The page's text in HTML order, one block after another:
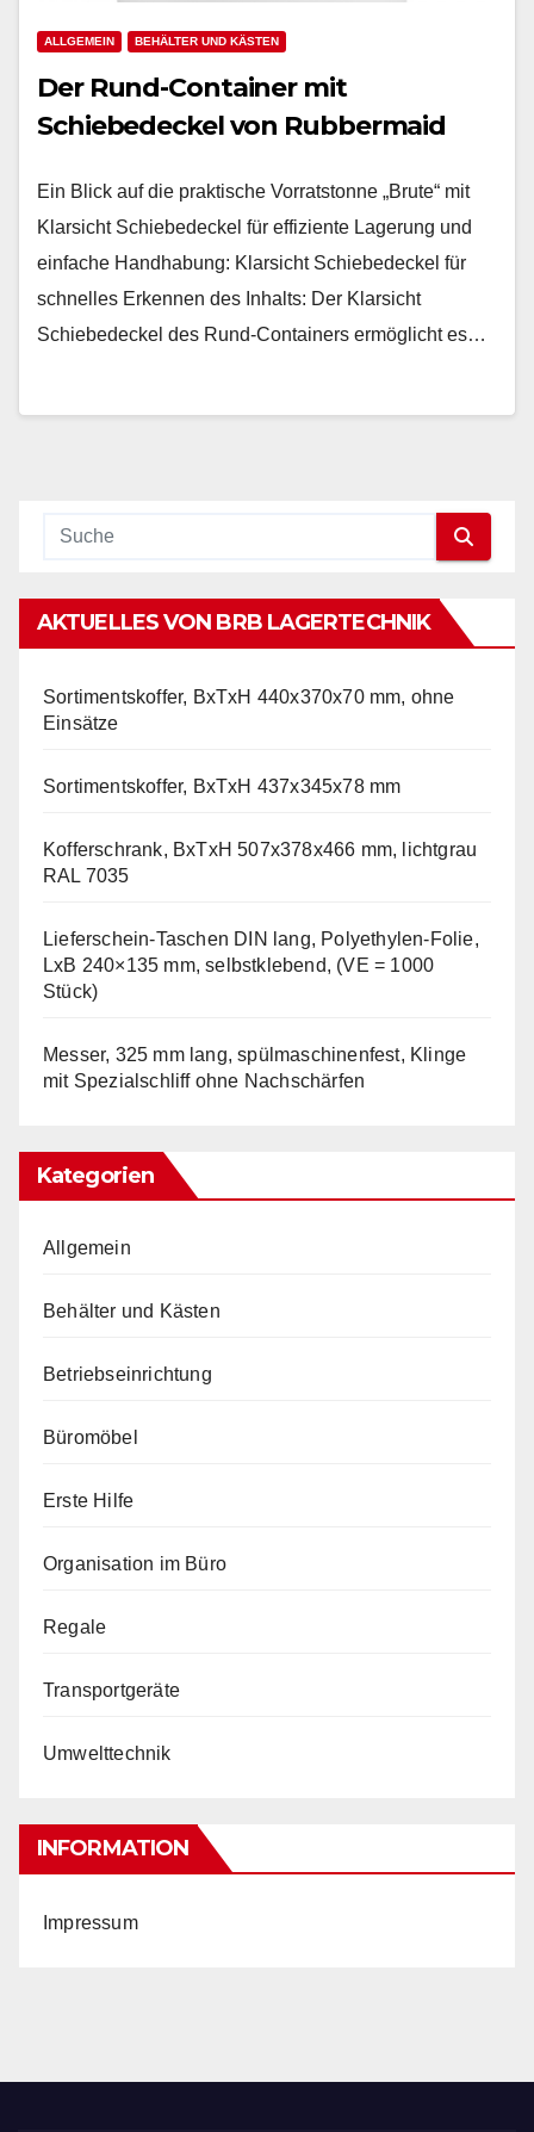
ALLGEMEIN BEHÄLTER UND KÄSTEN
Der Rund-Container mit
Schiebedeckel von Rubbermaid
Ein Blick auf die praktische Vorratstonne „Brute“ mit
Klarsicht Schiebedeckel für effiziente Lagerung und
einfache Handhabung: Klarsicht Schiebedeckel für
schnelles Erkennen des Inhalts: Der Klarsicht
Schiebedeckel des Rund-Containers ermöglicht es…
AKTUELLES VON BRB LAGERTECHNIK
Sortimentskoffer, BxTxH 440x370x70 mm, ohne
Einsätze
Sortimentskoffer, BxTxH 437x345x78 mm
Kofferschrank, BxTxH 507x378x466 mm, lichtgrau
RAL 7035
Lieferschein-Taschen DIN lang, Polyethylen-Folie,
LxB 240×135 mm, selbstklebend, (VE = 1000
Stück)
Messer, 325 mm lang, spülmaschinenfest, Klinge
mit Spezialschliff ohne Nachschärfen
Kategorien
Allgemein
Behälter und Kästen
Betriebseinrichtung
Büromöbel
Erste Hilfe
Organisation im Büro
Regale
Transportgeräte
Umwelttechnik
INFORMATION
Impressum